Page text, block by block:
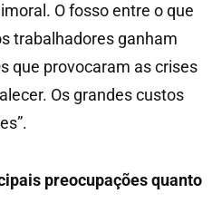
O fosso entre o que
trabalhadores ganham
que provocaram as crises
Os grandes custos
preocupações quanto